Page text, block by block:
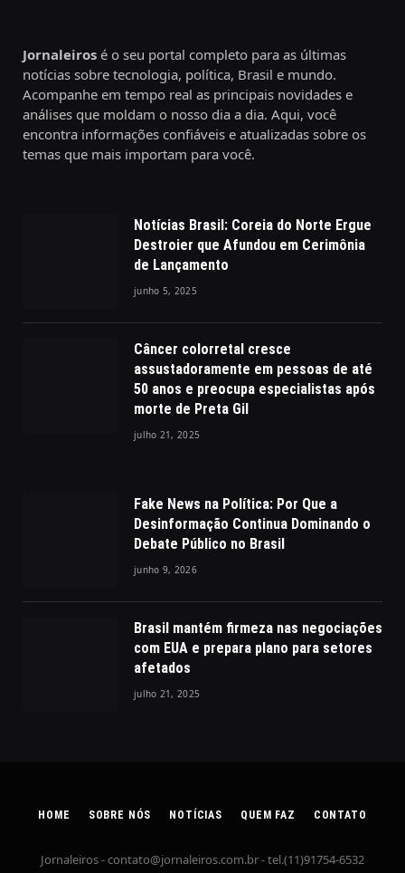
Jornaleiros é o seu portal completo para as últimas
notícias sobre tecnologia, política, Brasil e mundo.
Acompanhe em tempo real as principais novidades e
análises que moldam o nosso dia a dia. Aqui, você
encontra informações confiáveis e atualizadas sobre os
temas que mais importam para você.
Notícias Brasil: Coreia do Norte Ergue
Destroier que Afundou em Cerimônia
de Lançamento
junho 5, 2025
Câncer colorretal cresce
assustadoramente em pessoas de até
50 anos e preocupa especialistas após
morte de Preta Gil
julho 21, 2025
Fake News na Política: Por Que a
Desinformação Continua Dominando o
Debate Público no Brasil
junho 9, 2026
Brasil mantém firmeza nas negociações
com EUA e prepara plano para setores
afetados
julho 21, 2025
HOME SOBRE NÓS NOTÍCIAS QUEM FAZ CONTATO
Jornaleiros -contato@jornaleiros.com.br- tel.(11)91754-6532